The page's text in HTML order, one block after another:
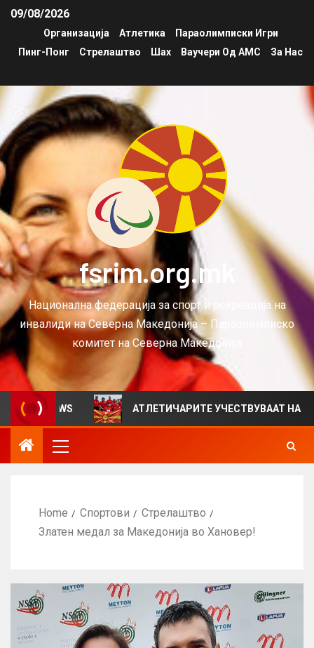
09/08/2026
Организација Атлетика
Параолимписки Игри
Пинг-Понг
Стрелаштво Шах Ваучери Од АМС За Нас
fsrim.org.mk
Национална федерација за спорт и рекреација на
инвалиди на Северна Македонија – Параолимписко
комитет на Северна Македонија
АТЛЕТИЧАРИТЕ УЧЕСТВУВААТ НА СРБИЈА
Home Спортови
Стрелаштво
Златен медал за Македонија во Хановер!